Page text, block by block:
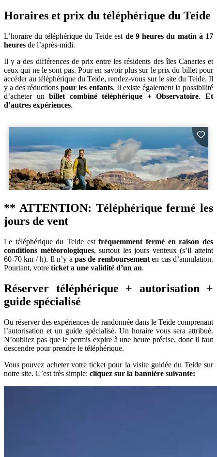
Horaires et prix du téléphérique du Teide
L’horaire du téléphérique du Teide est de 9 heures du matin à 17
heures de l’après-midi.
Il y a des différences de prix entre les résidents des îles Canaries et
ceux qui ne le sont pas. Pour en savoir plus sur le prix du billet pour
accéder au téléphérique du Teide, rendez-vous sur le site du Teide. Il
y a des réductions pour les enfants. Il existe également la possibilité
d’acheter unbillet combiné téléphérique + Observatoire.Et
d’autres expériences.
** ATTENTION: Téléphérique fermé les
jours de vent
Le téléphérique du Teide estfréquemment fermé en raison des
conditions météorologiques, surtout les jours venteux (s’il atteint
60-70 km / h). Il n’y a pas de remboursementen cas d’annulation.
Pourtant, votre ticket a une validité d’un an.
Réserver téléphérique + autorisation +
guide spécialisé
Ou réserver des expériences de randonnée dans le Teide comprenant
l’autorisation et un guide spécialisé. Un horaire vous sera attribué.
N’oubliez pas que le permis expire à une heure précise, donc il faut
descendre pour prendre le téléphérique.
Vous pouvez acheter votre ticket pour la visite guidée du Teide sur
notre site. C’est très simple: cliquez sur la bannière suivante: